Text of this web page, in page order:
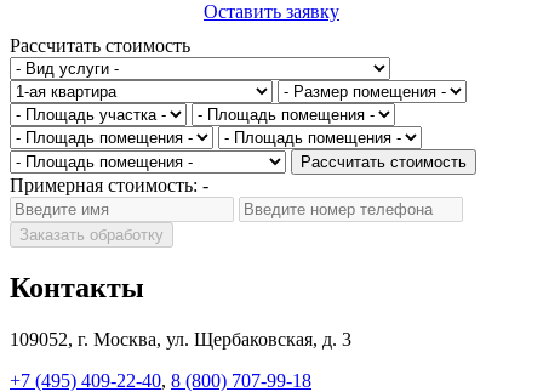
Оставить заявку
Рассчитать стоимость
Рассчитать стоимость
Примерная стоимость: -
Заказать обработку
Контакты
109052, г. Москва, ул. Щербаковская, д. 3
+7 (495) 409-22-40, 8 (800) 707-99-18